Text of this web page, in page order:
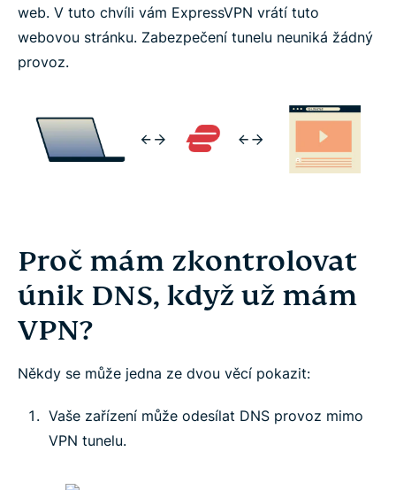
web. V tuto chvíli vám ExpressVPN vrátí tuto
webovou stránku. Zabezpečení tunelu neuniká žádný
provoz.
Proč mám zkontrolovat
únik DNS, když už mám
VPN?
Někdy se může jedna ze dvou věcí pokazit:
Vaše zařízení může odesílat DNS provoz mimo
VPN tunelu.